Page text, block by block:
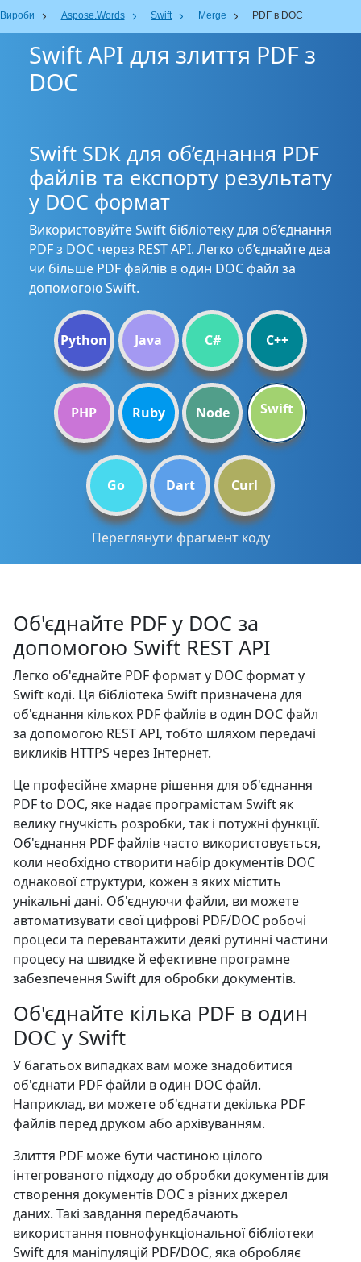
Вироби Aspose.Words Swift Merge PDF в DOC
Swift API для злиття PDF з
DOC
Swift SDK для об’єднання PDF
файлів та експорту результату
у DOC формат
Використовуйте Swift бібліотеку для об’єднання
PDF з DOC через REST API. Легко об’єднайте два
чи більше PDF файлів в один DOC файл за
допомогою Swift.
Python Java C# C++
PHP Ruby Node Swift
Go Dart Curl
Переглянути фрагмент коду
Об'єднайте PDF у DOC за
допомогою Swift REST API
Легко об'єднайте PDF формат у DOC формат у
Swift коді. Ця бібліотека Swift призначена для
об'єднання кількох PDF файлів в один DOC файл
за допомогою REST API, тобто шляхом передачі
викликів HTTPS через Інтернет.
Це професійне хмарне рішення для об'єднання
PDF to DOC, яке надає програмістам Swift як
велику гнучкість розробки, так і потужні функції.
Об'єднання PDF файлів часто використовується,
коли необхідно створити набір документів DOC
однакової структури, кожен з яких містить
унікальні дані. Об'єднуючи файли, ви можете
автоматизувати свої цифрові PDF/DOC робочі
процеси та перевантажити деякі рутинні частини
процесу на швидке й ефективне програмне
забезпечення Swift для обробки документів.
Об'єднайте кілька PDF в один
DOC у Swift
У багатьох випадках вам може знадобитися
об'єднати PDF файли в один DOC файл.
Наприклад, ви можете об'єднати декілька PDF
файлів перед друком або архівуванням.
Злиття PDF може бути частиною цілого
інтегрованого підходу до обробки документів для
створення документів DOC з різних джерел
даних. Такі завдання передбачають
використання повнофункціональної бібліотеки
Swift для маніпуляцій PDF/DOC, яка обробляє